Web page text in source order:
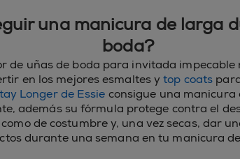
una manicura de larga
boda?
de uñas de boda para invitada impecable
en los mejores esmaltes ytop coats
Longer de Essie consigue una
además su fórmula protege contra el
de costumbre y, una vez secas, dar
durante una semana en tu manicura